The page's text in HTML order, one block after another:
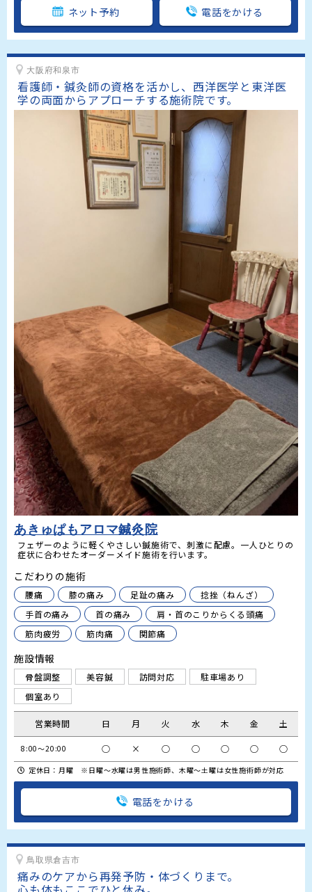
ネット予約 電話をかける
大阪府和泉市
看護師・鍼灸師の資格を活かし、西洋医学と東洋医
学の両面からアプローチする施術院です。
あきゅぱもアロマ鍼灸院
フェザーのように軽くやさしい鍼施術で、刺激に配慮。一人ひとりの
症状に合わせたオーダーメイド施術を行います。
こだわりの施術
腰痛 膝の痛み 足趾の痛み
捻挫（ねんざ）
手首の痛み
首の痛み
肩・首のこりからくる頭痛
筋肉疲労
筋肉痛 関節痛
施設情報
骨盤調整 美容鍼 訪問対応
駐車場あり
個室あり
営業時間 日 月 火 水 木 金 土
8:00～20:00 ○ × ○ ○ ○ ○ ○
定休日：月曜 ※日曜～水曜は男性施術師、木曜～土曜は女性施術師が対応
電話をかける
鳥取県倉吉市
痛みのケアから再発予防・体づくりまで。